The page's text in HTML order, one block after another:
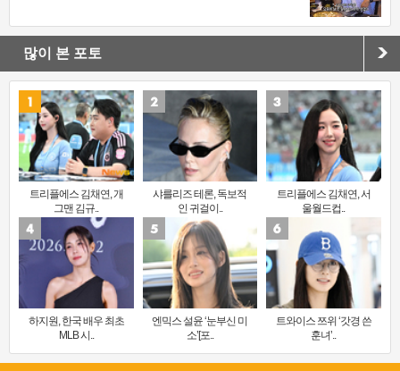
많이 본 포토
트리플에스 김채연, 개
그맨 김규..
샤를리즈 테론, 독보적
인 귀걸이..
트리플에스 김채연, 서
울월드컵..
하지원, 한국 배우 최초
MLB 시..
엔믹스 설윤 ‘눈부신 미
소’[포..
트와이스 쯔위 ‘갓경 쓴
훈녀’..